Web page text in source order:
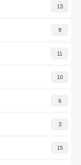
13
8
11
10
6
3
15